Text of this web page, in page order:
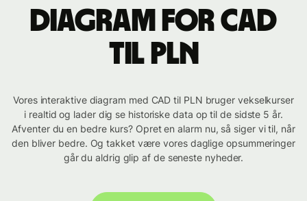
Diagram for CAD
til PLN
Vores interaktive diagram med CAD til PLN bruger vekselkurser
i realtid og lader dig se historiske data op til de sidste 5 år.
Afventer du en bedre kurs? Opret en alarm nu, så siger vi til, når
den bliver bedre. Og takket være vores daglige opsummeringer
går du aldrig glip af de seneste nyheder.